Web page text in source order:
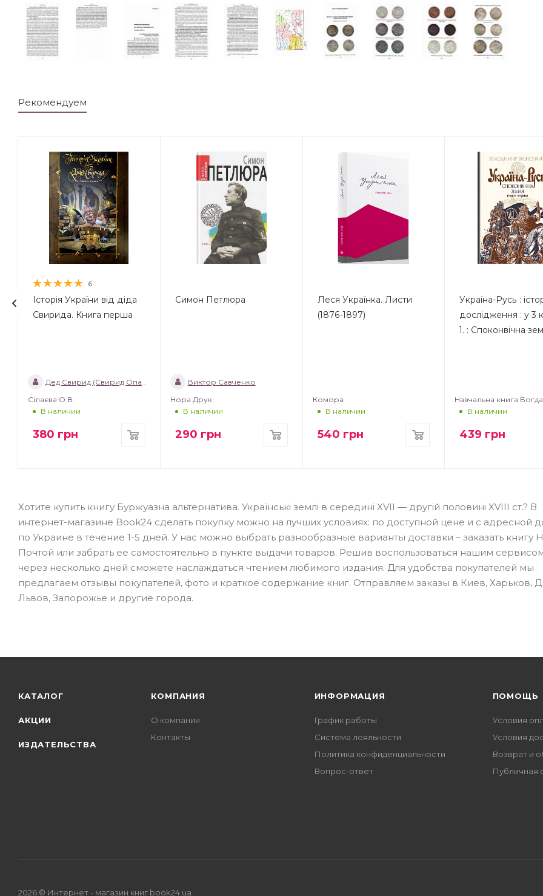
Рекомендуем
6
Історія України від діда
Свирида. Книга перша
Дед Свирид (Свирид Опанасович)
Сілаєва О.В.
В наличии
380 грн
Симон Петлюра
Виктор Савченко
Нора Друк
В наличии
290 грн
Леся Українка. Листи
(1876-1897)
Комора
В наличии
540 грн
Україна-Русь :
дослідження : у 3
1. : Споконвічна
Навчальна книга
В наличии
439 грн
Хотите купить книгу Буржуазна альтернатива. Українські землі в середині XVII — другій половині XVIII ст.? В
интернет-магазине Book24 сделать покупку можно на лучших условиях: по доступной цене и с адресной
по Украине в течение 1-5 дней. У нас можно выбрать разнообразные варианты доставки – заказать книгу
Почтой или забрать ее самостоятельно в пункте выдачи товаров. Решив воспользоваться нашим
через несколько дней сможете наслаждаться чтением любимого издания. Для удобства покупателей мы
предлагаем отзывы покупателей, фото и краткое содержание книг. Отправляем заказы в Киев, Харьков,
Львов, Запорожье и другие города.
КАТАЛОГ
АКЦИИ
ИЗДАТЕЛЬСТВА
КОМПАНИЯ
О компании
Контакты
ИНФОРМАЦИЯ
График работы
Система лояльности
Политика конфиденциальности
Вопрос-ответ
ПОМОЩЬ
Условия
Условия
Возврат и
Публичная
2026 © Интернет - магазин книг book24.ua